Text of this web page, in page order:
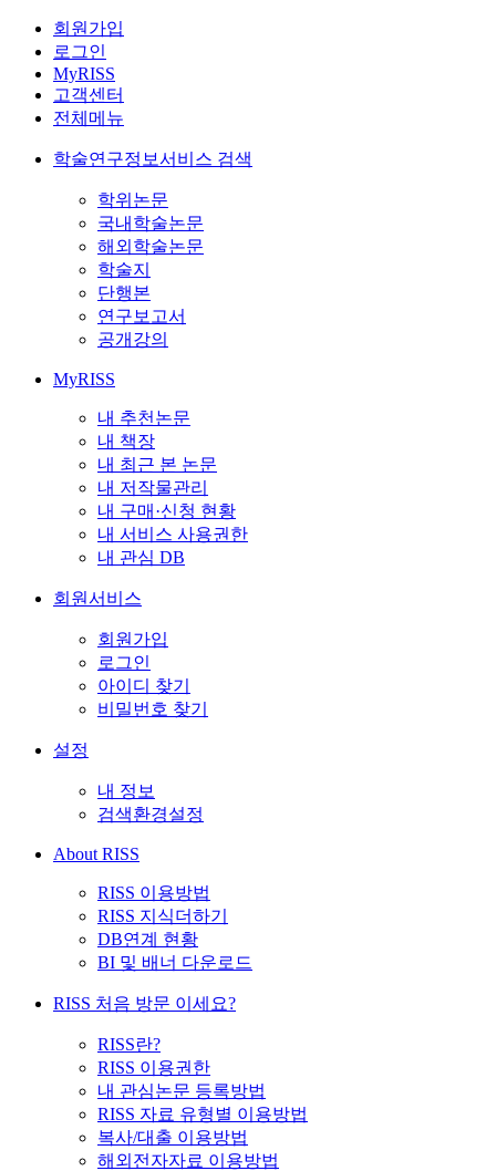
회원가입
로그인
MyRISS
고객센터
전체메뉴
학술연구정보서비스 검색
학위논문
국내학술논문
해외학술논문
학술지
단행본
연구보고서
공개강의
MyRISS
내 추천논문
내 책장
내 최근 본 논문
내 저작물관리
내 구매·신청 현황
내 서비스 사용권한
내 관심 DB
회원서비스
회원가입
로그인
아이디 찾기
비밀번호 찾기
설정
내 정보
검색환경설정
About RISS
RISS 이용방법
RISS 지식더하기
DB연계 현황
BI 및 배너 다운로드
RISS 처음 방문 이세요?
RISS란?
RISS 이용권한
내 관심논문 등록방법
RISS 자료 유형별 이용방법
복사/대출 이용방법
해외전자자료 이용방법